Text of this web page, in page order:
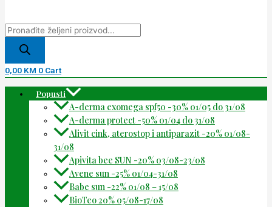
0,00 KM 0 Cart
Popusti
A-derma exomega spf50 -30% 01/05 do 31/08
A-derma protect -50% 01/04 do 31/08
Alivit cink, aterostop i antiparazit -20% 01/08-
31/08
Apivita bee SUN -20% 03/08-23/08
Avene sun -25% 01/04-31/08
Babe sun -22% 01/08 – 15/08
BioTeo 20% 05/08-17/08